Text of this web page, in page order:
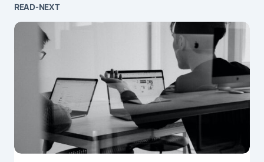
READ-NEXT